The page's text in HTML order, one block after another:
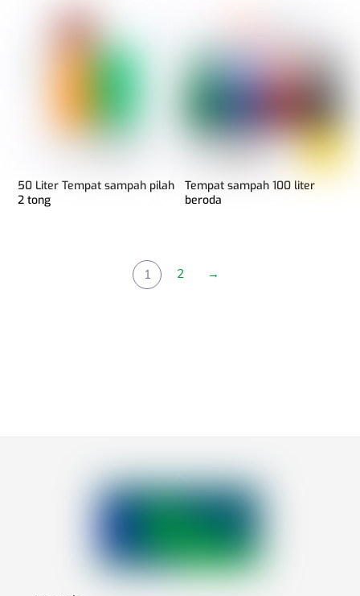
50 Liter Tempat sampah pilah
2 tong
Tempat sampah 100 liter
beroda
1 2 →
Back
To
Top